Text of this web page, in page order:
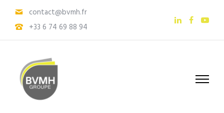
contact@bvmh.fr
+33 6 74 69 88 94